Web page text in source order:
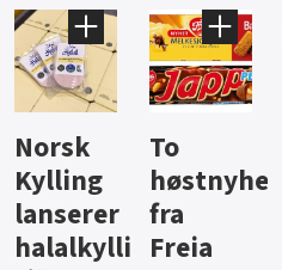
Knalltall
for Açai
Bowl
Aass vil
bli
førstevalg
i lite-